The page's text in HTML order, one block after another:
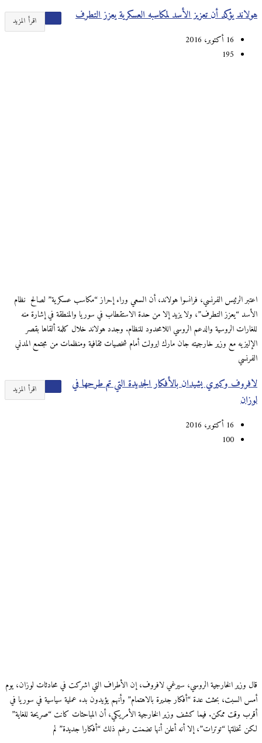
اقرأ المزيد هولاند يؤكد أن تعزيز الأسد لمكاسبه العسكرية يعزز التطرف
16 أكتوبر، 2016
195
اعتبر الرئيس الفرنسي، فرانسوا هولاند، أن السعي وراء إحراز “مكاسب عسكرية” لصالح نظام
الأسد “يعزز التطرف”، ولا يزيد إلا من حدة الاستقطاب في سوريا والمنطقة في إشارة منه
للغارات الروسية والدعم الروسي اللامحدود للنظام. وجدد هولاند خلال كلمة ألقاها بقصر
الإليزيه مع وزير خارجيته جان مارك ايرولت أمام شخصيات ثقافية ومنظمات من مجتمع المدني
الفرنسي
اقرأ المزيد
لافروف وكيري يشيدان بالأفكار الجديدة التي تم طرحها في
لوزان
16 أكتوبر، 2016
100
قال وزير الخارجية الروسي، سيرغي لافروف، إن الأطراف التي اشركت في محادثات لوزان، يوم
أمس السبت، بحثت عدة “أفكار جديرة بالاهتمام” وأنهم يؤيدون بدء عملية سياسية في سوريا في
أقرب وقت ممكن. فيما كشف وزير الخارجية الأمريكي، أن المباحثات كانت “صريحة للغاية”
لكن تخللتها “توترات”، إلا أنه أعلن أنها تضمنت رغم ذلك “أفكارا جديدة” لم